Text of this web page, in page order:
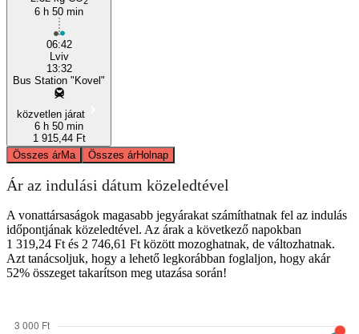
6 h 50 min
06:42
Lviv
13:32
Bus Station "Kovel"
közvetlen járat
6 h 50 min
1 915,44 Ft
Összes árMa Összes árHolnap
Ár az indulási dátum közeledtével
A vonattársaságok magasabb jegyárakat számíthatnak fel az indulás
időpontjának közeledtével. Az árak a következő napokban
1 319,24 Ft és 2 746,61 Ft között mozoghatnak, de változhatnak.
Azt tanácsoljuk, hogy a lehető legkorábban foglaljon, hogy akár
52% összeget takarítson meg utazása során!